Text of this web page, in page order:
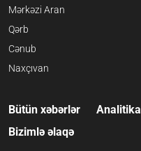
Mərkəzi Aran
Qərb
Cənub
Naxçıvan
Bütün xəbərlər Analitika
Bizimlə əlaqə